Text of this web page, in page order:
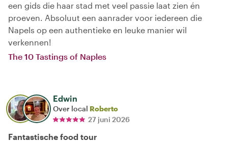
een gids die haar stad met veel passie laat zien én
proeven. Absoluut een aanrader voor iedereen die
Napels op een authentieke en leuke manier wil
verkennen!
The 10 Tastings of Naples
Edwin
Over local Roberto
27 juni 2026
Fantastische food tour